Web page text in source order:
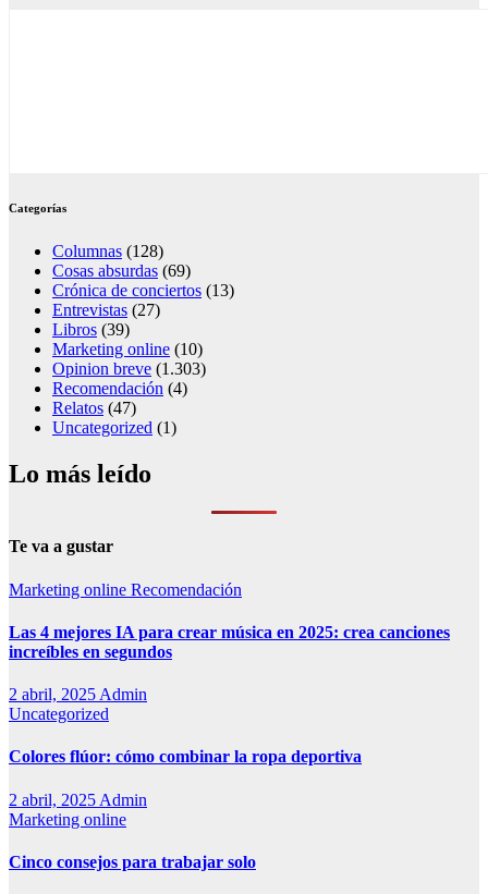
Categorías
Columnas (128)
Cosas absurdas (69)
Crónica de conciertos (13)
Entrevistas (27)
Libros (39)
Marketing online (10)
Opinion breve (1.303)
Recomendación (4)
Relatos (47)
Uncategorized (1)
Lo más leído
Te va a gustar
Marketing online Recomendación
Las 4 mejores IA para crear música en 2025: crea canciones
increíbles en segundos
2 abril, 2025 Admin
Uncategorized
Colores flúor: cómo combinar la ropa deportiva
2 abril, 2025 Admin
Marketing online
Cinco consejos para trabajar solo